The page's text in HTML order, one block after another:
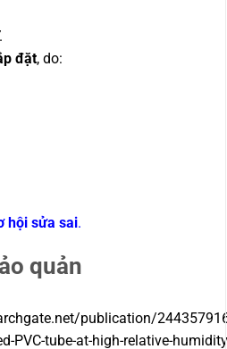
.
đặt, do:
hội sửa sai.
quản